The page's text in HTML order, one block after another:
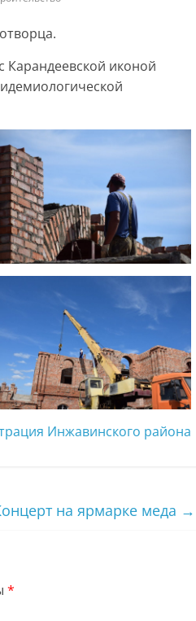
иконой
Инжавинского района
на ярмарке меда →
*